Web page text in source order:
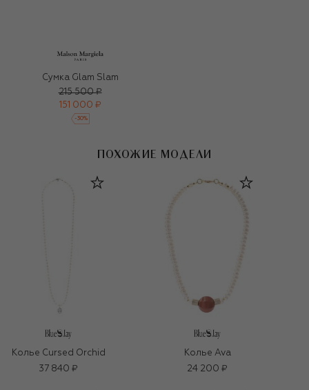
Сумка Glam Slam
215 500 ₽
151 000 ₽
-30%
ПОХОЖИЕ МОДЕЛИ
Колье Cursed Orchid
37 840 ₽
Колье Ava
24 200 ₽